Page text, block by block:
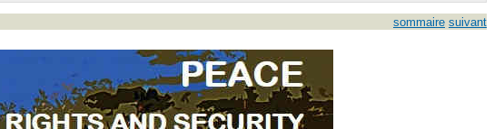
sommaire suivant